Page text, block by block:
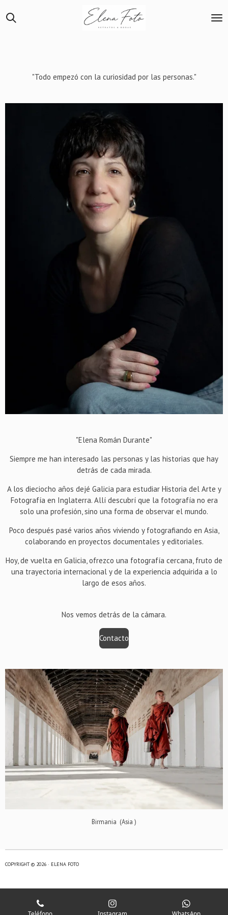
al
"Todo empezó con la curiosidad por las personas."
"Elena Román Durante"
Siempre me han interesado las personas y las historias que hay
detrás de cada mirada.
A los dieciocho años dejé Galicia para estudiar Historia del Arte y
Fotografía en Inglaterra. Allí descubrí que la fotografía no era
solo una profesión, sino una forma de observar el mundo.
Poco después pasé varios años viviendo y fotografiando en Asia,
colaborando en proyectos documentales y editoriales.
Hoy, de vuelta en Galicia, ofrezco una fotografía cercana, fruto de
una trayectoria internacional y de la experiencia adquirida a lo
largo de esos años.
Nos vemos detrás de la cámara.
Contacto
Birmania (Asia )
COPYRIGHT © 2026 · ELENA FOTO